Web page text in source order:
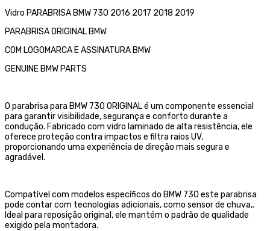
Vidro PARABRISA BMW 730 2016 2017 2018 2019
PARABRISA ORIGINAL BMW
COM LOGOMARCA E ASSINATURA BMW
GENUINE BMW PARTS
O parabrisa para BMW 730 ORIGINAL é um componente essencial
para garantir visibilidade, segurança e conforto durante a
condução. Fabricado com vidro laminado de alta resistência, ele
oferece proteção contra impactos e filtra raios UV,
proporcionando uma experiência de direção mais segura e
agradável.
Compatível com modelos específicos do BMW 730 este parabrisa
pode contar com tecnologias adicionais, como sensor de chuva,.
Ideal para reposição original, ele mantém o padrão de qualidade
exigido pela montadora.